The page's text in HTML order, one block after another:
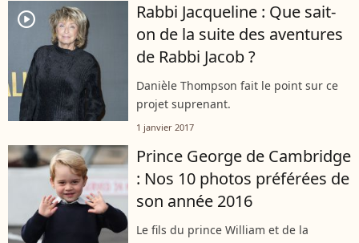
player2
Rabbi Jacqueline : Que sait-
on de la suite des aventures
de Rabbi Jacob ?
Danièle Thompson fait le point sur ce
projet suprenant.
1 janvier 2017
Prince George de Cambridge
: Nos 10 photos préférées de
son année 2016
Le fils du prince William et de la